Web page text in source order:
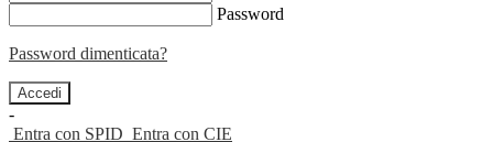
Password
Password dimenticata?
-
Entra con SPID Entra con CIE